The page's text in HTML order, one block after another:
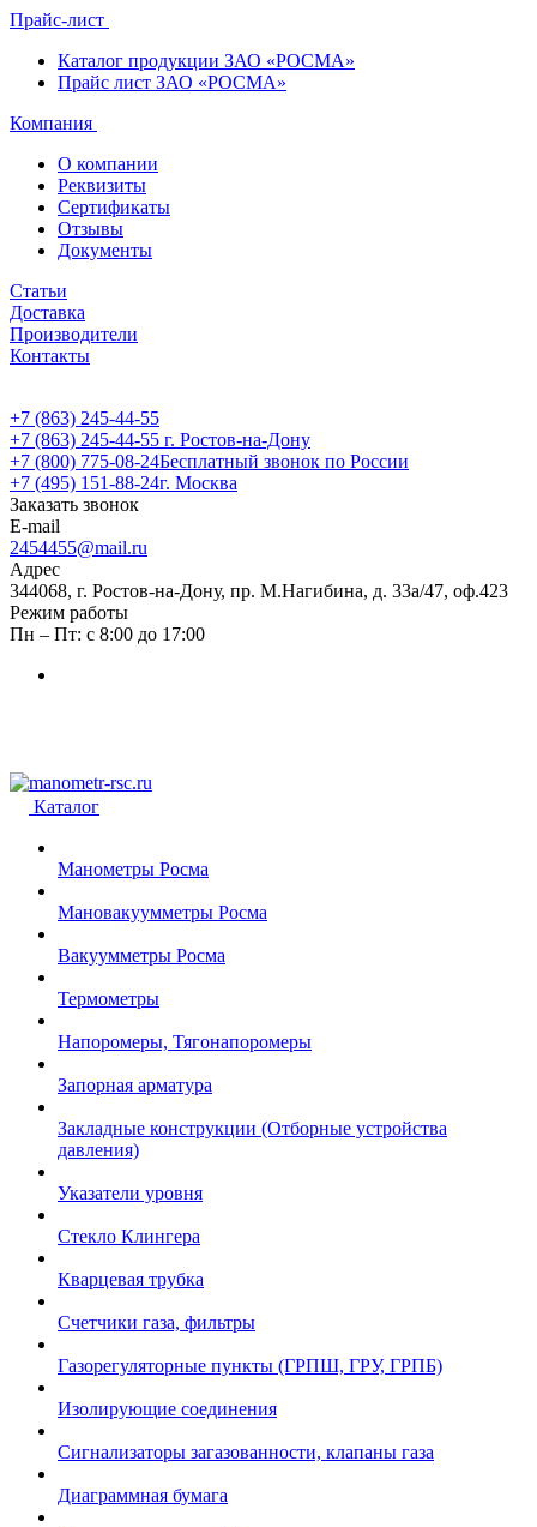
Прайс-лист
Каталог продукции ЗАО «РОСМА»
Прайс лист ЗАО «РОСМА»
Компания
О компании
Реквизиты
Сертификаты
Отзывы
Документы
Статьи
Доставка
Производители
Контакты
+7 (863) 245-44-55
+7 (863) 245-44-55 г. Ростов-на-Дону
+7 (800) 775-08-24Бесплатный звонок по России
+7 (495) 151-88-24г. Москва
Заказать звонок
E-mail
2454455@mail.ru
Адрес
344068, г. Ростов-на-Дону, пр. М.Нагибина, д. 33а/47, оф.423
Режим работы
Пн – Пт: с 8:00 до 17:00
Каталог
Манометры Росма
Мановакуумметры Росма
Вакуумметры Росма
Термометры
Напоромеры, Тягонапоромеры
Запорная арматура
Закладные конструкции (Отборные устройства
давления)
Указатели уровня
Стекло Клингера
Кварцевая трубка
Счетчики газа, фильтры
Газорегуляторные пункты (ГРПШ, ГРУ, ГРПБ)
Изолирующие соединения
Сигнализаторы загазованности, клапаны газа
Диаграммная бумага